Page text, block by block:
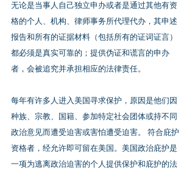
无论是当事人自己独立申办或者是通过其他有资
格的个人、机构、律师事务所代理代办，其申述
报告和所有的证据材料（包括所有的证词证言）
都必须是真实可靠的；提供伪证和谎言的申办
者，会被追究并承担相应的法律责任。
每年有许多人进入美国寻求保护，原因是他们因
种族、宗教、国籍、参加特定社会团体或持不同
政治意见而遭受迫害或害怕遭受迫害。 符合庇护
资格者，经允许即可留在美国。美国政治庇护是
一项为逃离政治迫害的个人提供保护和庇护的法